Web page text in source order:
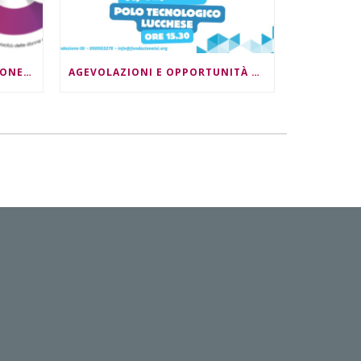
DONNE, LAVORO E INNOVAZIONE DIGITALE: DOPPIO APPUNTAMENTO AGEVOLAZIONI E OPPORTUNITÀ PER LE IMPRESE